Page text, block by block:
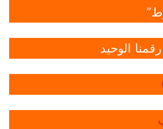
الوحيد